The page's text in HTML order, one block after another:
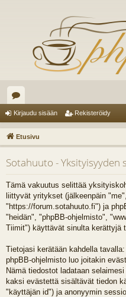
es
ku
st
el
ua
lu
ee
Kirjaudu sisään Rekisteröidy
Etusivu
Sotahuuto - Yksityisyyden
Tämä vakuutus selittää
liittyvät yritykset (jälkeenpäin
"https://forum.sotahuuto.fi") ja
"heidän", "phpBB-ohjelmisto",
Tiimit") käyttävät sinulta kerättyjä
Tietojasi kerätään kahdella
phpBB-ohjelmisto luo joitakin
Nämä tiedostot ladataan
kaksi evästettä sisältävät tiedon
"käyttäjän id") ja anonyymin